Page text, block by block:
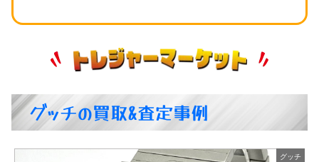
グッチの買取&査定事例
グッチ